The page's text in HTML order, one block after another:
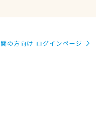
の方向け ログインページ